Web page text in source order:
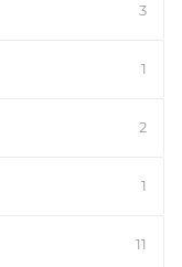
3
1
2
1
11